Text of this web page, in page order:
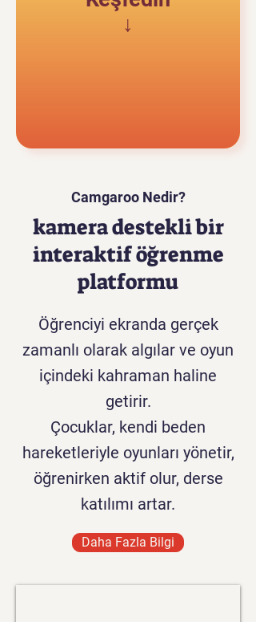
↓
Camgaroo Nedir?
kamera destekli bir
interaktif öğrenme
platformu
Öğrenciyi ekranda gerçek
zamanlı olarak algılar ve oyun
içindeki kahraman haline
getirir.
Çocuklar, kendi beden
hareketleriyle oyunları yönetir,
öğrenirken aktif olur, derse
katılımı artar.
Daha Fazla Bilgi